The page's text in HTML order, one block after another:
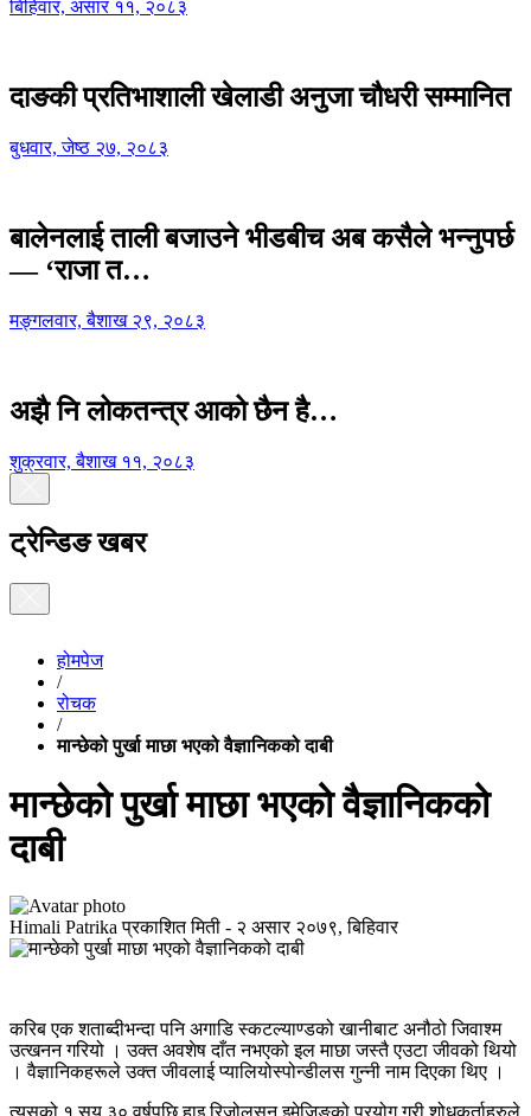
बिहिवार, असार ११, २०८३
दाङकी प्रतिभाशाली खेलाडी अनुजा चौधरी सम्मानित
बुधवार, जेष्ठ २७, २०८३
बालेनलाई ताली बजाउने भीडबीच अब कसैले भन्नुपर्छ
— ‘राजा त…
मङ्गलवार, बैशाख २९, २०८३
अझै नि लोकतन्त्र आको छैन है…
शुक्रवार, बैशाख ११, २०८३
ट्रेन्डिङ खबर
होमपेज
/
रोचक
/
मान्छेको पुर्खा माछा भएको वैज्ञानिकको दाबी
मान्छेको पुर्खा माछा भएको वैज्ञानिकको
दाबी
Himali Patrika प्रकाशित मिती - २ असार २०७९, बिहिवार
करिब एक शताब्दीभन्दा पनि अगाडि स्कटल्याण्डको खानीबाट अनौठो जिवाश्म
उत्खनन गरियो । उक्त अवशेष दाँत नभएको इल माछा जस्तै एउटा जीवको थियो
। वैज्ञानिकहरूले उक्त जीवलाई प्यालियोस्पोन्डीलस गुन्नी नाम दिएका थिए ।
त्यसको १ सय ३० वर्षपछि हाइ रिजोलुसन इमेजिङको प्रयोग गरी शोधकर्ताहरुले